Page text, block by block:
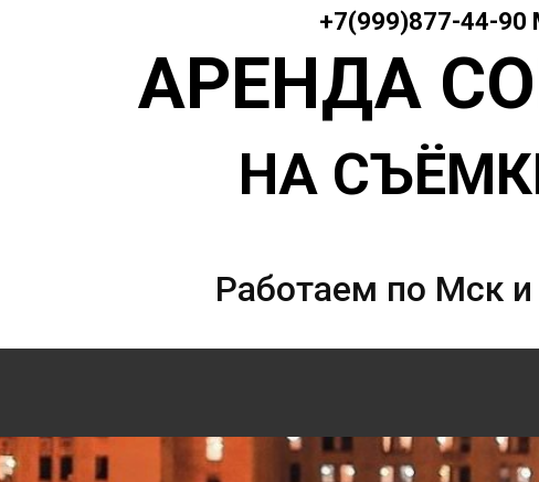
+7(999)877-44-90
АРЕНДА
НА
Работаем по Мск